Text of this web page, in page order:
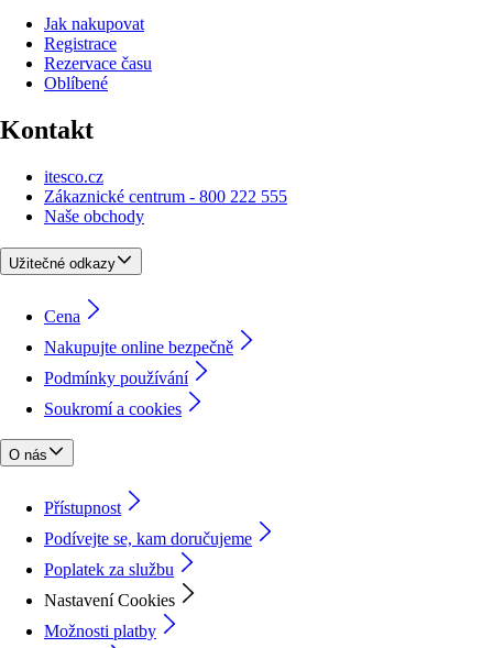
Jak nakupovat
Registrace
Rezervace času
Oblíbené
Kontakt
itesco.cz
Zákaznické centrum - 800 222 555
Naše obchody
Užitečné odkazy
Cena
Nakupujte online bezpečně
Podmínky používání
Soukromí a cookies
O nás
Přístupnost
Podívejte se, kam doručujeme
Poplatek za službu
Nastavení Cookies
Možnosti platby